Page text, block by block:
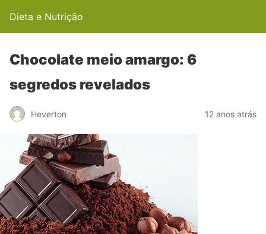
Dieta e Nutrição
Chocolate meio amargo: 6
segredos revelados
Heverton 12 anos atrás